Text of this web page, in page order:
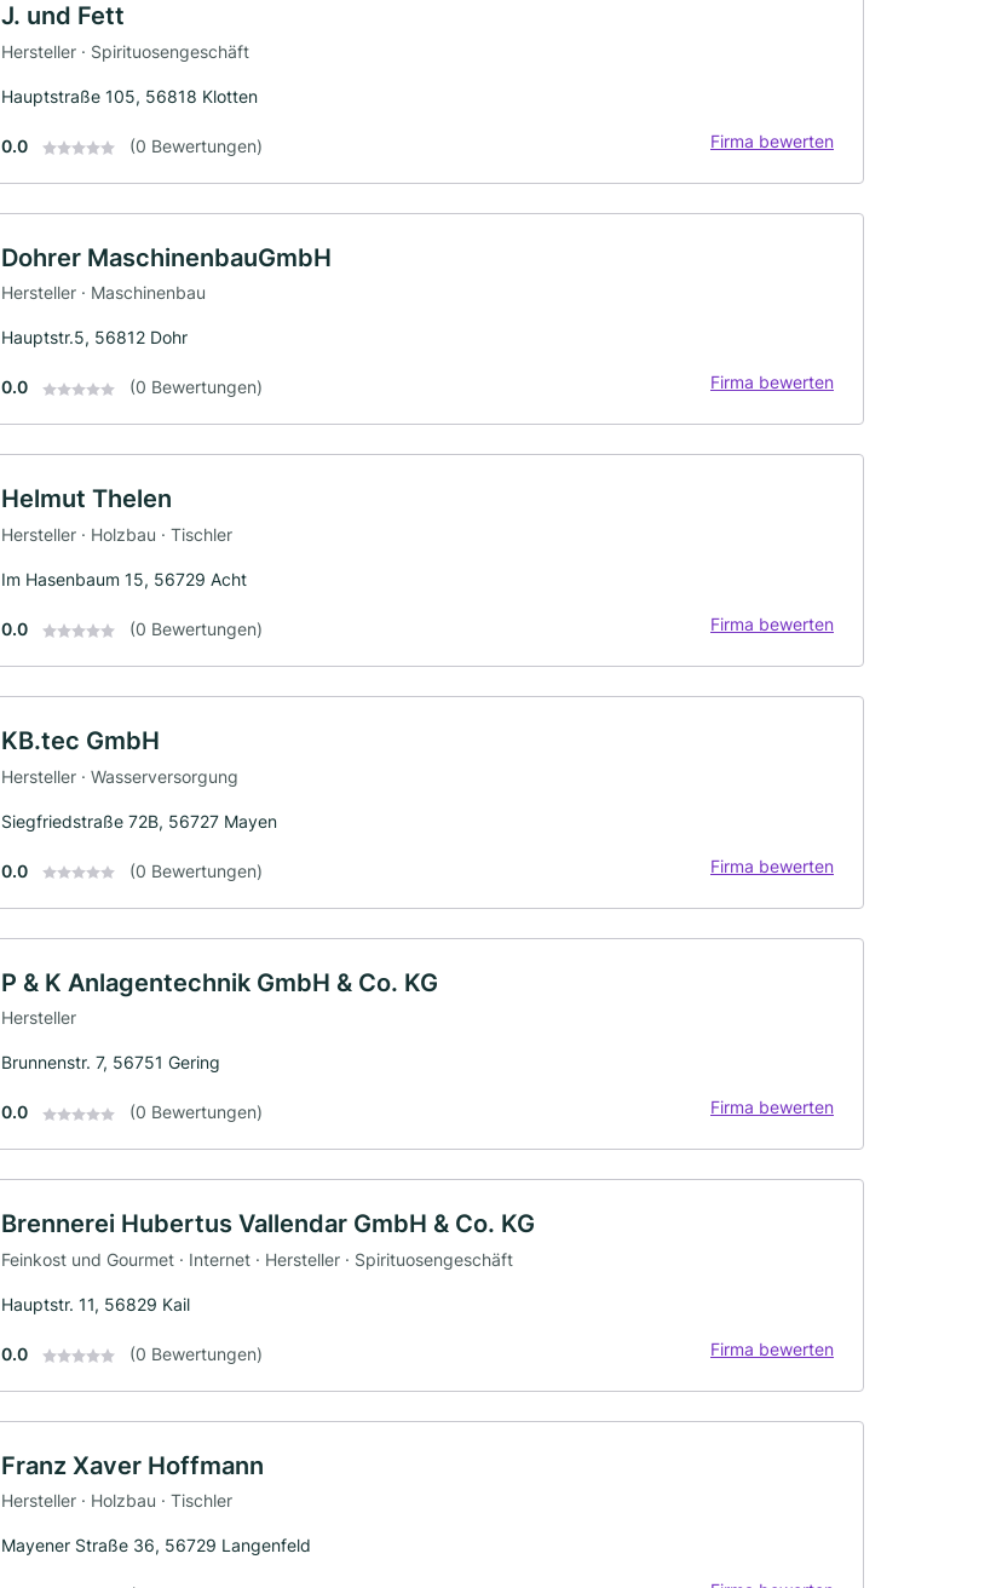
J. und Fett
Hersteller · Spirituosengeschäft
Hauptstraße 105, 56818 Klotten
0.0 (0 Bewertungen) Firma bewerten
Dohrer MaschinenbauGmbH
Hersteller · Maschinenbau
Hauptstr.5, 56812 Dohr
0.0 (0 Bewertungen) Firma bewerten
Helmut Thelen
Hersteller · Holzbau · Tischler
Im Hasenbaum 15, 56729 Acht
0.0 (0 Bewertungen) Firma bewerten
KB.tec GmbH
Hersteller · Wasserversorgung
Siegfriedstraße 72B, 56727 Mayen
0.0 (0 Bewertungen) Firma bewerten
P & K Anlagentechnik GmbH & Co. KG
Hersteller
Brunnenstr. 7, 56751 Gering
0.0 (0 Bewertungen) Firma bewerten
Brennerei Hubertus Vallendar GmbH & Co. KG
Feinkost und Gourmet · Internet · Hersteller · Spirituosengeschäft
Hauptstr. 11, 56829 Kail
0.0 (0 Bewertungen) Firma bewerten
Franz Xaver Hoffmann
Hersteller · Holzbau · Tischler
Mayener Straße 36, 56729 Langenfeld